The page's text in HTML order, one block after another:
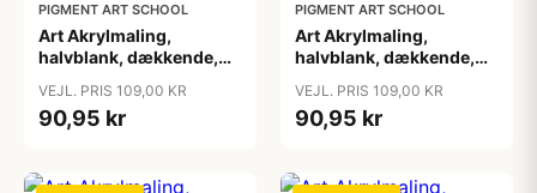
PIGMENT ART SCHOOL
Art Akrylmaling,
halvblank, dækkende,
VEJL. PRIS 109,00 KR
90,95 kr
PIGMENT ART SCHOOL
Art Akrylmaling,
halvblank, dækkende,
VEJL. PRIS 109,00 KR
90,95 kr